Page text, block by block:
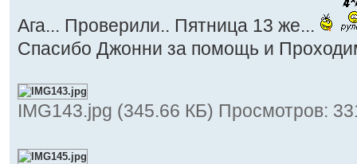
Ага... Проверили.. Пятница 13 же...
Спасибо Джонни за помощь и
IMG143.jpg (345.66 КБ) Просмотров: